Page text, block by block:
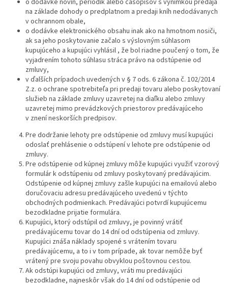
na základe dohody o predplatnom a predaji kníh nedodávanych
v ochrannom obale,
o dodávke elektronického obsahu inak ako na hmotnom nosiči,
ak sa jeho poskytovanie začalo s výslovným súhlasom
kupujúceho a kupujúci vyhlásil , že bol riadne poučený o tom, že
vyjadrením tohoto súhlasu stráca právo na odstúpenie od
zmluvy,
v ďalších prípadoch uvedených v § 7 ods. 6 zákona č. 102/2014
Z.z. o ochrane spotrebiteľa pri predaji tovaru alebo poskytovaní
služieb na základe zmluvy uzavretej na diaľku alebo zmluvy
uzavretej mimo prevádzkových priestorov predávajúceho
v znení neskorších predpisov.
Pre dodržanie lehoty pre odstúpenie od zmluvy musí kupujúci
odoslať prehlásenie o odstúpení v lehote pre odstúpenie od
zmluvy.
Pre odstúpenie od kúpnej zmluvy môže kupujúci využiť vzorový
formulár k odstúpeniu od zmluvy poskytovaný predávajúcim.
Odstúpenie od kúpnej zmluvy zašle kupujúci na emailovú alebo
doručovaciu adresu predávajúceho uvedenú v týchto
obchodných podmienkach. Predávajúci potvrdí kupujúcemu
bezodkladne prijatie formulára.
Kupujúci, ktorý odstúpil od zmluvy, je povinný vrátiť
predávajúcemu tovar do 14 dní od odstúpenia od zmluvy.
Kupujúci znáša náklady spojené s vrátením tovaru
predávajúcemu, a to i v tom prípade, ak tovar nemôže byť
vrátený pre svoju povahu obvyklou poštovnou cestou.
Ak odstúpi kupujúci od zmluvy, vráti mu predávajúci
bezodkladne, najneskôr však do 14 dní od odstúpenie od